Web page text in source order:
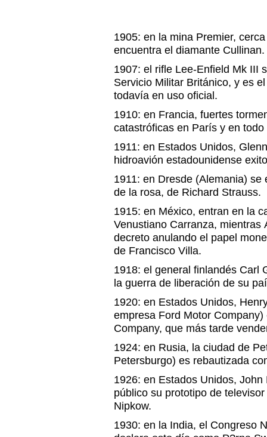
1905: en la mina Premier,
encuentra el diamante Cullinan.
1907: el rifle Lee-Enfield Mk III
Servicio Militar Británico, y es
todavía en uso oficial.
1910: en Francia, fuertes
catastróficas en París y en
1911: en Estados Unidos,
hidroavión estadounidense
1911: en Dresde (Alemania)
de la rosa, de Richard Strauss.
1915: en México, entran en la
Venustiano Carranza, mientras
decreto anulando el papel
de Francisco Villa.
1918: el general finlandés Carl
la guerra de liberación de su
1920: en Estados Unidos,
empresa Ford Motor
Company, que más tarde
1924: en Rusia, la ciudad de
Petersburgo) es rebautizada
1926: en Estados Unidos,
público su prototipo de
Nipkow.
1930: en la India, el